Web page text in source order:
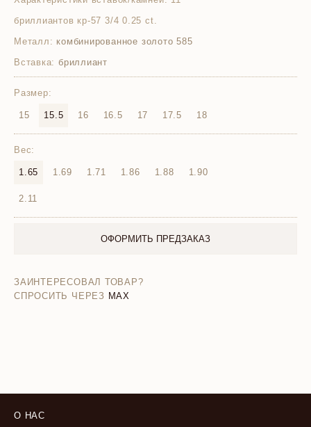
бриллиантов кр-57 3/4 0.25 ct.
Металл: комбинированное золото 585
Вставка: бриллиант
Размер:
15 15.5 16 16.5 17 17.5 18
Вес:
1.65 1.69 1.71 1.86 1.88 1.90
2.11
ОФОРМИТЬ ПРЕДЗАКАЗ
ЗАИНТЕРЕСОВАЛ ТОВАР?
СПРОСИТЬ ЧЕРЕЗ MAX
О НАС